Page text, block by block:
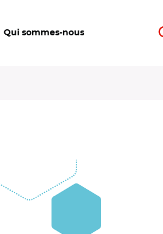
Qui sommes-nous